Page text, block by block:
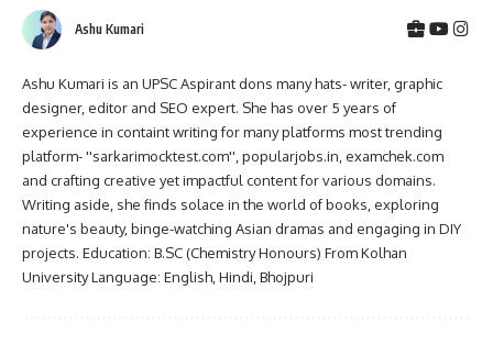
Ashu Kumari
Ashu Kumari is an UPSC Aspirant dons many hats- writer, graphic
designer, editor and SEO expert. She has over 5 years of
experience in containt writing for many platforms most trending
platform- ''sarkarimocktest.com'', popularjobs.in, examchek.com
and crafting creative yet impactful content for various domains.
Writing aside, she finds solace in the world of books, exploring
nature's beauty, binge-watching Asian dramas and engaging in DIY
projects. Education: B.SC (Chemistry Honours) From Kolhan
University Language: English, Hindi, Bhojpuri